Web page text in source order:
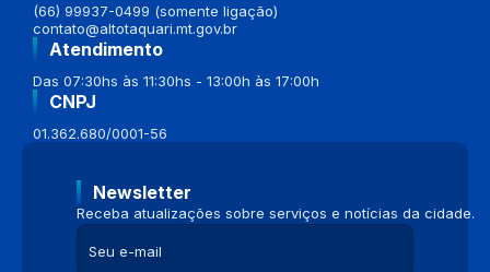
(66) 99937-0499 (somente ligação)
contato@altotaquari.mt.gov.br
Atendimento
Das 07:30hs às 11:30hs - 13:00h às 17:00h
CNPJ
01.362.680/0001-56
Newsletter
Receba atualizações sobre serviços e notícias da cidade.